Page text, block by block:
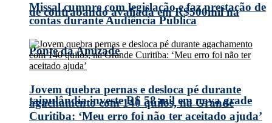
de contrabando avaliada em R$500mil na
Ponte da Amizade
taipulândia investe R$ 58 mil em nova grade
Missal cumpre com legislação e faz prestação de
contas durante Audiência Pública
Jovem quebra pernas e desloca pé durante
agachamento com 140 quilos, na Grande
Curitiba: ‘Meu erro foi não ter aceitado ajuda’